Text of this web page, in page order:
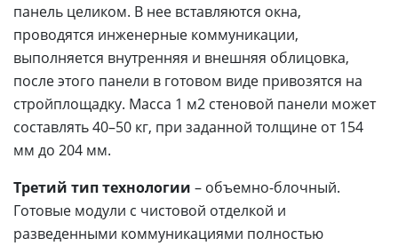
панель целиком. В нее вставляются окна,
проводятся инженерные коммуникации,
выполняется внутренняя и внешняя облицовка,
после этого панели в готовом виде привозятся на
стройплощадку. Масса 1 м2 стеновой панели может
составлять 40–50 кг, при заданной толщине от 154
мм до 204 мм.
Третий тип технологии – объемно-блочный.
Готовые модули с чистовой отделкой и
разведенными коммуникациями полностью